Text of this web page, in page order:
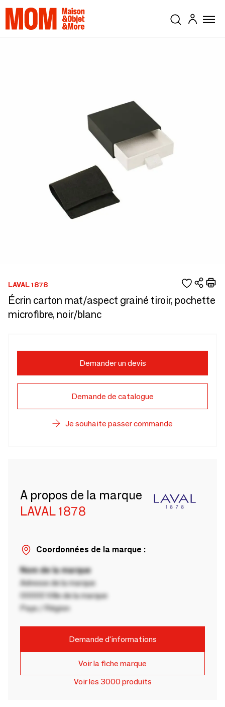
LAVAL 1878
Écrin carton mat/aspect grainé tiroir, pochette
microfibre, noir/blanc
Demander un devis
Demande de catalogue
Je souhaite passer commande
A propos de la marque
LAVAL 1878
Coordonnées de la marque :
Nom de la marque
Adresse de la marque
00000 Ville de la marque
Pays / Région
Demande d'informations
Voir la fiche marque
Voir les 3000 produits